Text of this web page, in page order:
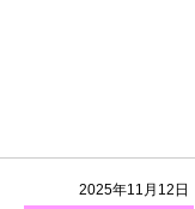
2025年11月12日